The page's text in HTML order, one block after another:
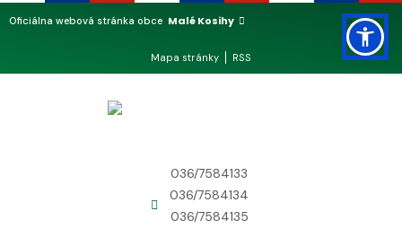
Oficiálna webová stránka obce Malé Kosihy
Mapa stránky RSS
036/7584133
036/7584134
036/7584135